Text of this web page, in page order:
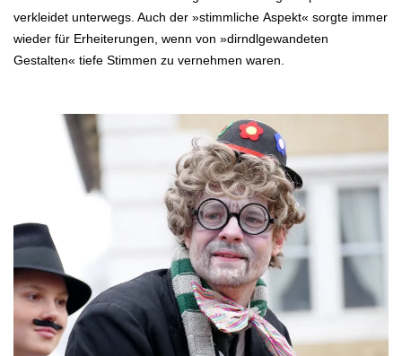
verkleidet unterwegs. Auch der »stimmliche Aspekt« sorgte immer
wieder für Erheiterungen, wenn von »dirndlgewandeten
Gestalten« tiefe Stimmen zu vernehmen waren.